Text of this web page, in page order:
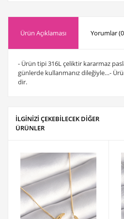
Ürün Açıklaması Yorumlar
- Ürün tipi 316L çeliktir kararmaz
günlerde kullanmanız dileğiyle…-
dir.
İLGİNİZİ ÇEKEBİLECEK DİĞER
ÜRÜNLER